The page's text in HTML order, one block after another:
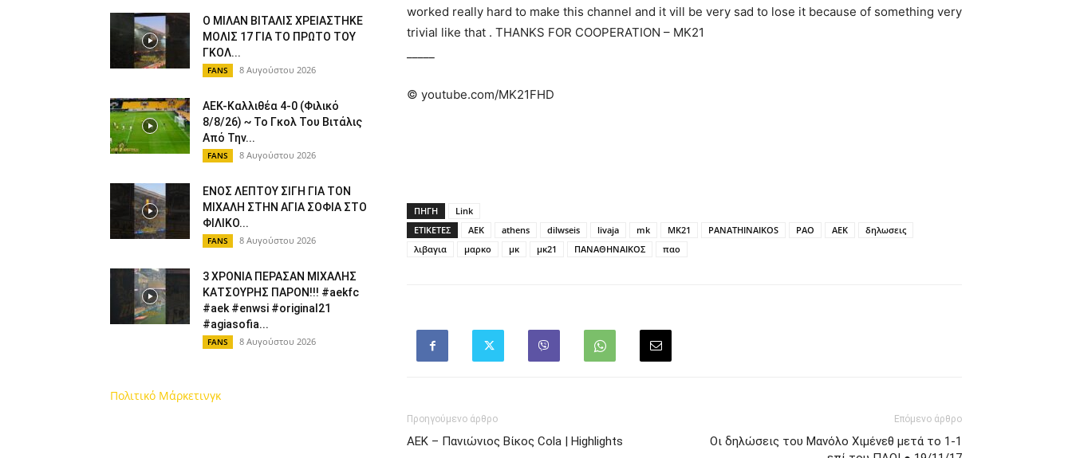
worked really hard to make this channel and it vill be very sad to lose it because of something very
trivial like that . THANKS FOR COOPERATION – ΜΚ21
© youtube.com/MK21FHD
ΠΗΓΗ
Link
ΕΤΙΚΕΤΕΣ
AEK athens dilwseis livaja mk MK21 PANATHINAIKOS PAO ΑΕΚ
δηλωσεις
λιβαγια
μαρκο μκ μκ21 ΠΑΝΑΘΗΝΑΙΚΟΣ παο
Προηγούμενο άρθρο
AEK – Πανιώνιος Βίκος Cola | Highlights
Επόμενο άρθρο
Οι δηλώσεις του Μανόλο Χιμένεθ μετά το 1-1
Ο ΜΙΛΑΝ ΒΙΤΑΛΙΣ ΧΡΕΙΑΣΤΗΚΕ
ΜΟΛΙΣ 17 ΓΙΑ ΤΟ ΠΡΩΤΟ ΤΟΥ
ΓΚΟΛ...
FANS 8 Αυγούστου 2026
ΑΕΚ-Καλλιθέα 4-0 (Φιλικό
8/8/26) ~ Το Γκολ Του Βιτάλις
Από Την...
FANS 8 Αυγούστου 2026
ΕΝΟΣ ΛΕΠΤΟΥ ΣΙΓΗ ΓΙΑ ΤΟΝ
ΜΙΧΑΛΗ ΣΤΗΝ ΑΓΙΑ ΣΟΦΙΑ ΣΤΟ
ΦΙΛΙΚΟ...
FANS 8 Αυγούστου 2026
3 ΧΡΟΝΙΑ ΠΕΡΑΣΑΝ ΜΙΧΑΛΗΣ
ΚΑΤΣΟΥΡΗΣ ΠΑΡΟΝ!!! #aekfc
#aek #enwsi #original21
#agiasofia...
FANS 8 Αυγούστου 2026
Πολιτικό Μάρκετινγκ